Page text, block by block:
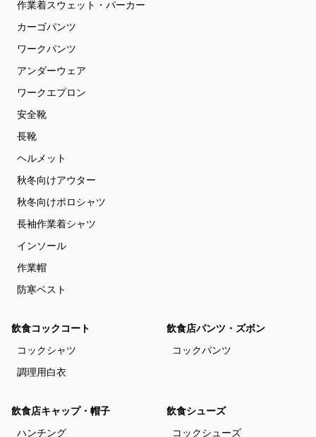
作業着スウェット・パーカー
カーゴパンツ
ワークパンツ
アンダーウェア
ワークエプロン
安全靴
長靴
ヘルメット
秋冬向けアウター
秋冬向けポロシャツ
長袖作業着シャツ
インソール
作業帽
防寒ベスト
飲食コックコート
コックシャツ
調理用白衣
飲食店パンツ・ズボン
コックパンツ
飲食店キャップ・帽子
ハンチング
飲食シューズ
コックシューズ